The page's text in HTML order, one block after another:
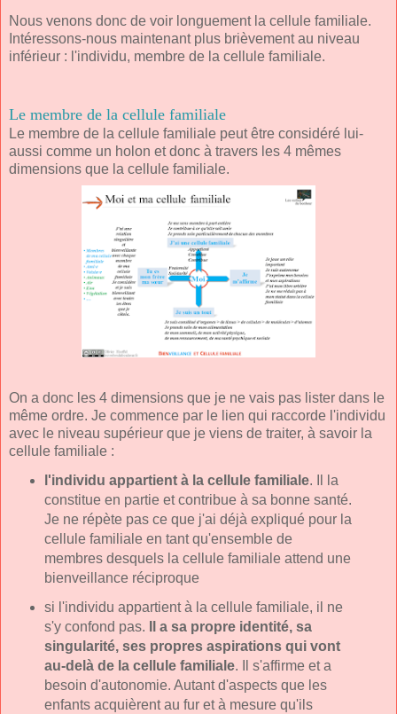
Nous venons donc de voir longuement la cellule familiale.
Intéressons-nous maintenant plus brièvement au niveau
inférieur : l'individu, membre de la cellule familiale.
Le membre de la cellule familiale
Le membre de la cellule familiale peut être considéré lui-
aussi comme un holon et donc à travers les 4 mêmes
dimensions que la cellule familiale.
On a donc les 4 dimensions que je ne vais pas lister dans le
même ordre. Je commence par le lien qui raccorde l'individu
avec le niveau supérieur que je viens de traiter, à savoir la
cellule familiale :
l'individu appartient à la cellule familiale. Il la
constitue en partie et contribue à sa bonne santé.
Je ne répète pas ce que j'ai déjà expliqué pour la
cellule familiale en tant qu'ensemble de
membres desquels la cellule familiale attend une
bienveillance réciproque
si l'individu appartient à la cellule familiale, il ne
s'y confond pas.
Il a sa propre identité, sa
singularité, ses propres aspirations qui vont
au-delà de la cellule familiale. Il s'affirme et a
besoin d'autonomie. Autant d'aspects que les
enfants acquièrent au fur et à mesure qu'ils